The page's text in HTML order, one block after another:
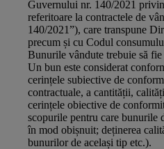
Guvernului nr. 140/2021
referitoare la contractele de
140/2021”), care transpune
precum și cu Codul
Bunurile vândute trebuie să
Un bun este considerat
cerințele subiective de
contractuale, a cantității,
cerințele obiective de
scopurile pentru care bunurile
în mod obișnuit; deținerea
bunurilor de același tip etc.).